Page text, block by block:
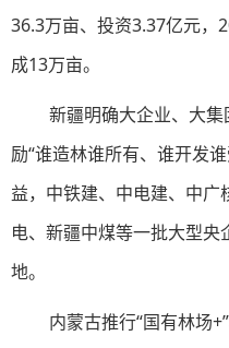
36.3万亩、投资3.37亿元，
成13万亩。
新疆明确大企业、大
励“谁造林谁所有、谁开发
益，中铁建、中电建、中
电、新疆中煤等一批大型
地。
内蒙古推行“国有林场